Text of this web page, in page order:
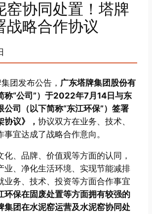
窑协同处置！塔牌
战略合作协议
团发布公告， 广东塔牌集团股份有
称“公司”）于2022年7月14日与东
公司（以下简称“东江环保”）签署
协议》，协议双方在业务、技术、
宜达成了战略合作意向。
化、品牌、价值观等方面的认同，
业、净化生活环境、实现节能减排
业务、技术、投资等方面合作事宜
环保在固废处置等方面拥有较强的
集团在水泥窑运营及水泥窑协同处